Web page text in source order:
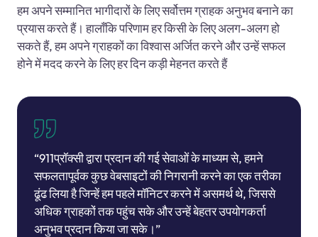
हम अपने सम्मानित भागीदारों के लिए सर्वोत्तम ग्राहक अनुभव बनाने का
प्रयास करते हैं। हालाँकि परिणाम हर किसी के लिए अलग-अलग हो
सकते हैं, हम अपने ग्राहकों का विश्वास अर्जित करने और उन्हें सफल
होने में मदद करने के लिए हर दिन कड़ी मेहनत करते हैं
“911प्रॉक्सी द्वारा प्रदान की गई सेवाओं के माध्यम से, हमने
सफलतापूर्वक कुछ वेबसाइटों की निगरानी करने का एक तरीका
ढूंढ लिया है जिन्हें हम पहले मॉनिटर करने में असमर्थ थे, जिससे
अधिक ग्राहकों तक पहुंच सके और उन्हें बेहतर उपयोगकर्ता
अनुभव प्रदान किया जा सके।”